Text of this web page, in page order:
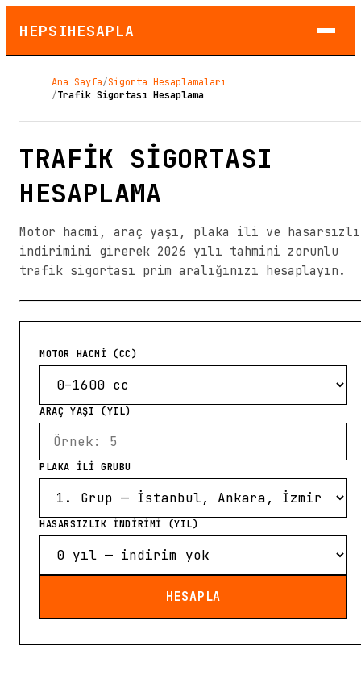
HEPSIHESAPLA
Ana Sayfa/Sigorta Hesaplamaları
/Trafik Sigortası Hesaplama
TRAFIK SIGORTASI
HESAPLAMA
Motor hacmi, araç yaşı, plaka ili ve
indirimini girerek 2026 yılı tahmini zorunlu
trafik sigortası prim aralığınızı hesaplayın.
MOTOR HACMİ (CC)
ARAÇ YAŞI (YIL)
PLAKA İLİ GRUBU
HASARSIZLIK İNDİRİMİ (YIL)
HESAPLA